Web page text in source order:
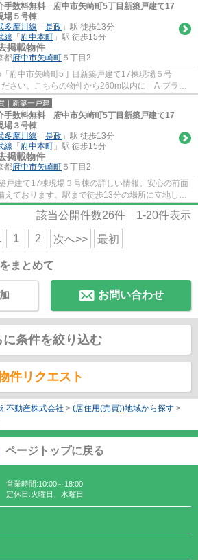
手数料無料 府中市矢崎町5丁目新築戸建て17
場５号棟
多摩川線 「 是政 」駅 徒歩13分
線 「 府中本町 」駅 徒歩15分
掲載物件
都府中市矢崎町 ５丁目2
府中市矢崎町5丁目新築戸建て17棟現場５号
さい。こちらの物件から260m以内に「A-プライ
ます。駅まで徒歩13分と少...
｜新築一戸建
手数料無料 府中市矢崎町5丁目新築戸建て17
場３号棟
多摩川線 「 是政 」駅 徒歩13分
線 「 府中本町 」駅 徒歩15分
掲載物件
都府中市矢崎町 ５丁目2
戸建て17棟現場３号棟の詳しい情報。安心の前面
えております。駅まで徒歩13分の場所に立地して
ある室内が新築戸建て...
該当公開件数26件 1-20件表示
1 2 次へ>> 最初
まとめて
お問い合わせ
に条件を絞り込む
件リクエスト
不動産株式会社 > (居住用(売買))地域から探す >
ページトップに戻る
営業時間:10:00～18:00
定休日:火曜日、水曜日